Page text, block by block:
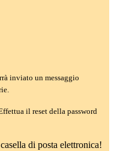
inviato un messaggio
il reset della password
di posta elettronica!